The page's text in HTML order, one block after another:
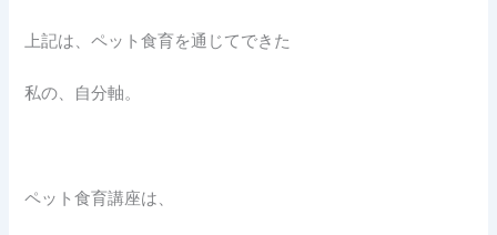
上記は、ペット食育を通じてできた
私の、自分軸。
ペット食育講座は、